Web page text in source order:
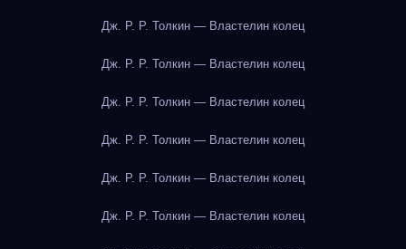
Дж. Р. Р. Толкин — Властелин колец
Дж. Р. Р. Толкин — Властелин колец
Дж. Р. Р. Толкин — Властелин колец
Дж. Р. Р. Толкин — Властелин колец
Дж. Р. Р. Толкин — Властелин колец
Дж. Р. Р. Толкин — Властелин колец